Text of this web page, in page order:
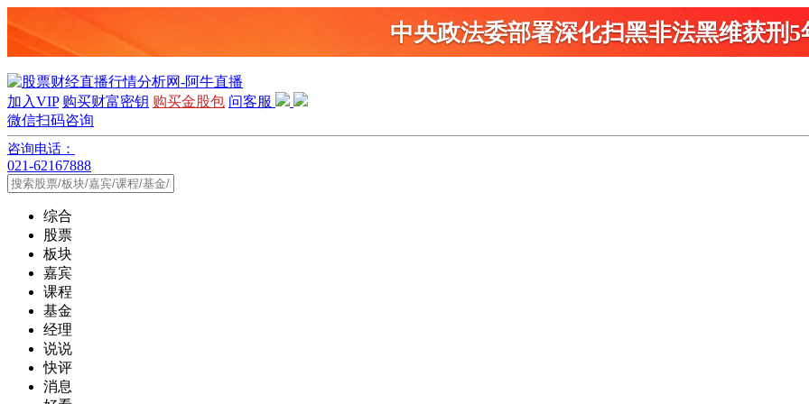
中央政法委部署深化扫黑非法黑维获刑5
加入VIP 购买财富密钥 购买金股包 问客服
微信扫码咨询
咨询电话：
021-62167888
综合
股票
板块
嘉宾
课程
基金
经理
说说
快评
消息